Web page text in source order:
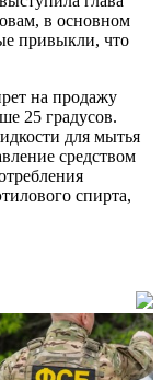
в основном
привыкли, что
на продажу
25 градусов.
для мытья
средством
спирта,